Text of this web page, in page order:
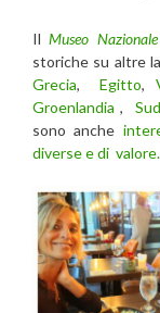
IlMuseo
storiche su altre
Grecia,Egitto,
Groenlandia ,
sono anche
diverse e di valore.